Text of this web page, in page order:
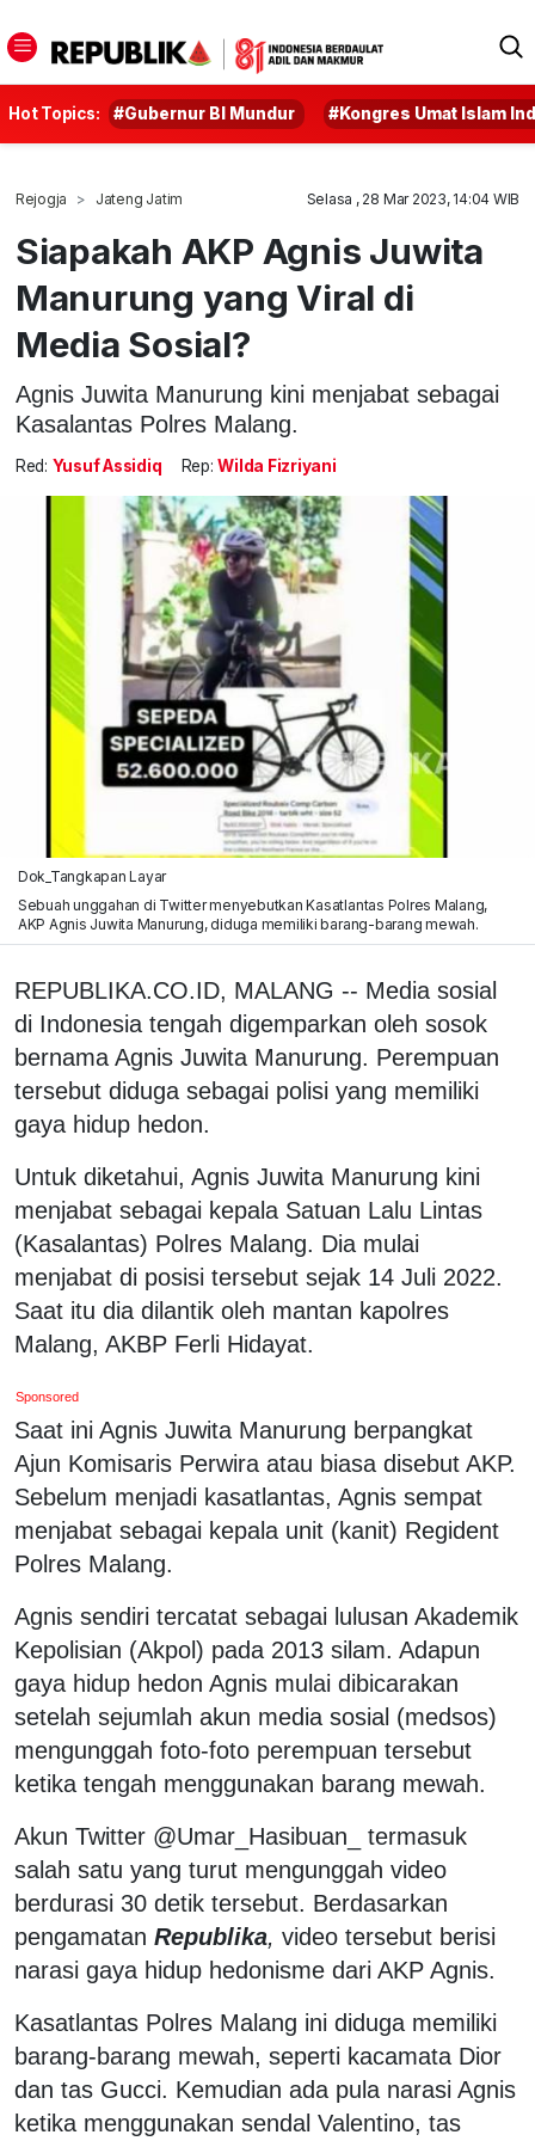
Hot Topics: #Gubernur BI Mundur #Kongres Umat Islam
Rejogja Jateng Jatim Selasa , 28 Mar 2023, 14:04 WIB
Siapakah AKP Agnis Juwita
Manurung yang Viral di
Media Sosial?
Agnis Juwita Manurung kini menjabat sebagai
Kasalantas Polres Malang.
Red: Yusuf Assidiq Rep: Wilda Fizriyani
Dok_Tangkapan Layar
Sebuah unggahan di Twitter menyebutkan Kasatlantas Polres Malang,
AKP Agnis Juwita Manurung, diduga memiliki barang-barang mewah.
REPUBLIKA.CO.ID, MALANG -- Media sosial
di Indonesia tengah digemparkan oleh sosok
bernama Agnis Juwita Manurung. Perempuan
tersebut diduga sebagai polisi yang memiliki
gaya hidup hedon.
Untuk diketahui, Agnis Juwita Manurung kini
menjabat sebagai kepala Satuan Lalu Lintas
(Kasalantas) Polres Malang. Dia mulai
menjabat di posisi tersebut sejak 14 Juli 2022.
Saat itu dia dilantik oleh mantan kapolres
Malang, AKBP Ferli Hidayat.
Sponsored
Saat ini Agnis Juwita Manurung berpangkat
Ajun Komisaris Perwira atau biasa disebut AKP.
Sebelum menjadi kasatlantas, Agnis sempat
menjabat sebagai kepala unit (kanit) Regident
Polres Malang.
Agnis sendiri tercatat sebagai lulusan Akademik
Kepolisian (Akpol) pada 2013 silam. Adapun
gaya hidup hedon Agnis mulai dibicarakan
setelah sejumlah akun media sosial (medsos)
mengunggah foto-foto perempuan tersebut
ketika tengah menggunakan barang mewah.
Akun Twitter @Umar_Hasibuan_ termasuk
salah satu yang turut mengunggah video
berdurasi 30 detik tersebut. Berdasarkan
pengamatan Republika, video tersebut berisi
narasi gaya hidup hedonisme dari AKP Agnis.
Kasatlantas Polres Malang ini diduga memiliki
barang-barang mewah, seperti kacamata Dior
dan tas Gucci. Kemudian ada pula narasi Agnis
ketika menggunakan sendal Valentino, tas